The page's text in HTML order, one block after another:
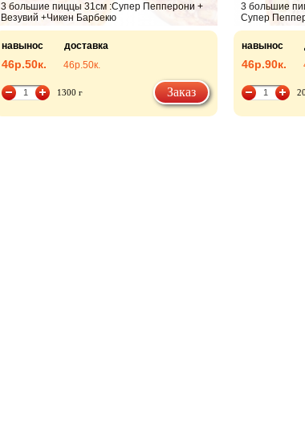
3 большие пиццы 31см :Супер Пепперони +
Везувий +Чикен Барбекю
навынос доставка
46р.50к. 46р.50к.
1300 г Заказ
3 большие
Супер
навынос
46р.90к.